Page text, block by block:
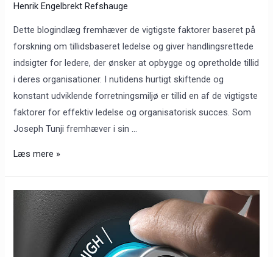
Henrik Engelbrekt Refshauge
Dette blogindlæg fremhæver de vigtigste faktorer baseret på
forskning om tillidsbaseret ledelse og giver handlingsrettede
indsigter for ledere, der ønsker at opbygge og opretholde tillid
i deres organisationer. I nutidens hurtigt skiftende og
konstant udviklende forretningsmiljø er tillid en af de vigtigste
faktorer for effektiv ledelse og organisatorisk succes. Som
Joseph Tunji fremhæver i sin …
Læs mere »
Tillid
teambuilding